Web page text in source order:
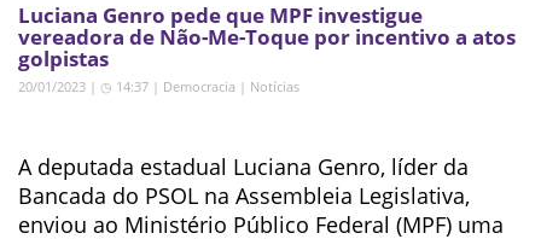
Luciana Genro pede que MPF investigue
vereadora de Não-Me-Toque por incentivo a atos
golpistas
20/01/2023 | ◷ 14:37 | Democracia | Notícias
A deputada estadual Luciana Genro, líder da
Bancada do PSOL na Assembleia Legislativa,
enviou ao Ministério Público Federal (MPF) uma